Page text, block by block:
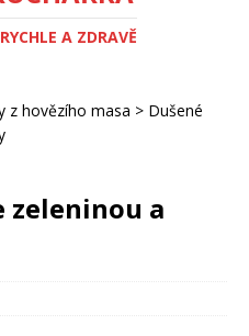
A ZDRAVĚ
z hovězího masa > Dušené
zeleninou a